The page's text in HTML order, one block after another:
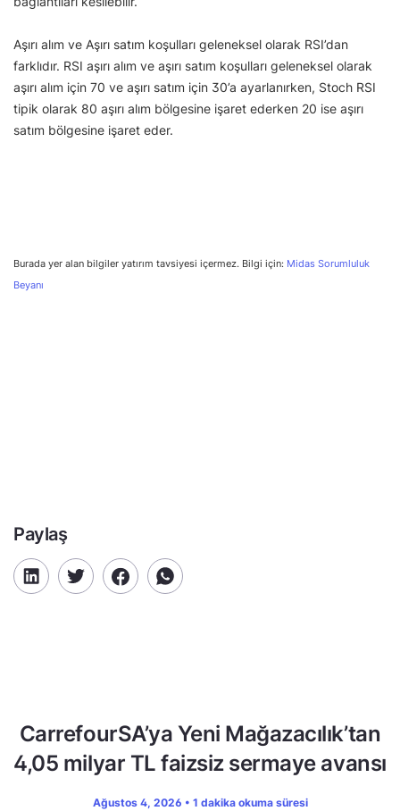
Aşırı alım ve Aşırı satım koşulları geleneksel olarak RSI’dan
farklıdır. RSI aşırı alım ve aşırı satım koşulları geleneksel olarak
aşırı alım için 70 ve aşırı satım için 30’a ayarlanırken, Stoch RSI
tipik olarak 80 aşırı alım bölgesine işaret ederken 20 ise aşırı
satım bölgesine işaret eder.
Burada yer alan bilgiler yatırım tavsiyesi içermez. Bilgi için: Midas Sorumluluk
Beyanı
Paylaş
CarrefourSA’ya Yeni Mağazacılık’tan
4,05 milyar TL faizsiz sermaye avansı
Ağustos 4, 2026 • 1 dakika okuma süresi